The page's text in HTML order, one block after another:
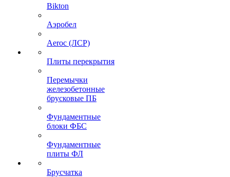
Bikton
Аэробел
Aeroc (ЛСР)
Плиты перекрытия
Перемычки
железобетонные
брусковые ПБ
Фундаментные
блоки ФБС
Фундаментные
плиты ФЛ
Брусчатка